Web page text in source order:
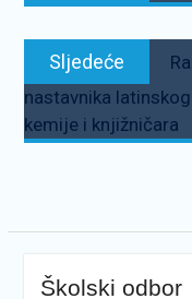
Sljedeće
nastavnika
kemije i knjižničara
Školski odbor